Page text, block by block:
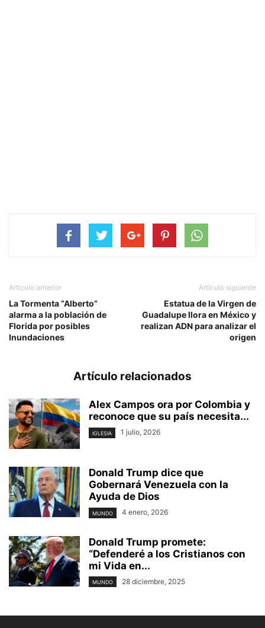
Artículo anterior
La Tormenta “Alberto”
alarma a la población de
Florida por posibles
Inundaciones
Artículo siguiente
Estatua de la Virgen de
Guadalupe llora en México y
realizan ADN para analizar el
origen
Artículo relacionados
Alex Campos ora por Colombia y
reconoce que su país necesita...
IGLESIA 1 julio, 2026
Donald Trump dice que
Gobernará Venezuela con la
Ayuda de Dios
MUNDO 4 enero, 2026
Donald Trump promete:
“Defenderé a los Cristianos con
mi Vida en...
MUNDO 28 diciembre, 2025